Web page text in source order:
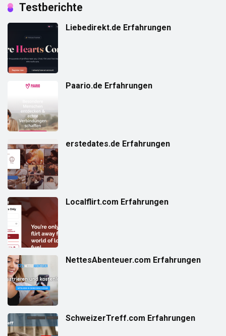
Testberichte
Liebedirekt.de Erfahrungen
Paario.de Erfahrungen
erstedates.de Erfahrungen
Localflirt.com Erfahrungen
NettesAbenteuer.com Erfahrungen
SchweizerTreff.com Erfahrungen